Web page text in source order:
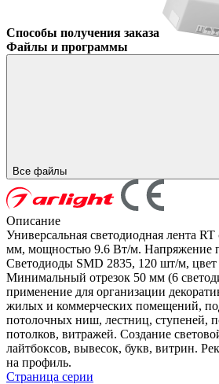
Способы получения заказа
Файлы и программы
Все файлы
Описание
Универсальная светодиодная лента
мм, мощностью 9.6 Вт/м. Напряжение
Светодиоды SMD 2835, 120 шт/м, цвет
Минимальный отрезок 50 мм (6
применение для организации
жилых и коммерческих помещений,
потолочных ниш, лестниц, ступеней,
потолков, витражей. Создание
лайтбоксов, вывесок, букв, витрин.
на профиль.
Страница серии